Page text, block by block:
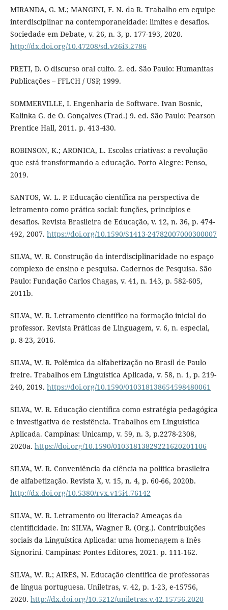
MIRANDA, G. M.; MANGINI, F. N. da R. Trabalho em equipe
interdisciplinar na contemporaneidade: limites e desafios.
Sociedade em Debate, v. 26, n. 3, p. 177-193, 2020.
http://dx.doi.org/10.47208/sd.v26i3.2786
PRETI, D. O discurso oral culto. 2. ed. São Paulo: Humanitas
Publicações – FFLCH / USP, 1999.
SOMMERVILLE, I. Engenharia de Software. Ivan Bosnic,
Kalinka G. de O. Gonçalves (Trad.) 9. ed. São Paulo: Pearson
Prentice Hall, 2011. p. 413-430.
ROBINSON, K.; ARONICA, L. Escolas criativas: a revolução
que está transformando a educação. Porto Alegre: Penso,
2019.
SANTOS, W. L. P. Educação científica na perspectiva de
letramento como prática social: funções, princípios e
desafios. Revista Brasileira de Educação, v. 12, n. 36, p. 474-
492, 2007. https://doi.org/10.1590/S1413-24782007000300007
SILVA, W. R. Construção da interdisciplinaridade no espaço
complexo de ensino e pesquisa. Cadernos de Pesquisa. São
Paulo: Fundação Carlos Chagas, v. 41, n. 143, p. 582-605,
2011b.
SILVA, W. R. Letramento científico na formação inicial do
professor. Revista Práticas de Linguagem, v. 6, n. especial,
p. 8-23, 2016.
SILVA, W. R. Polêmica da alfabetização no Brasil de Paulo
freire. Trabalhos em Linguística Aplicada, v. 58, n. 1, p. 219-
240, 2019. https://doi.org/10.1590/010318138654598480061
SILVA, W. R. Educação científica como estratégia pedagógica
e investigativa de resistência. Trabalhos em Linguística
Aplicada. Campinas: Unicamp, v. 59, n. 3, p.2278-2308,
2020a. https://doi.org/10.1590/01031813829221620201106
SILVA, W. R. Conveniência da ciência na política brasileira
de alfabetização. Revista X, v. 15, n. 4, p. 60-66, 2020b.
http://dx.doi.org/10.5380/rvx.v15i4.76142
SILVA, W. R. Letramento ou literacia? Ameaças da
cientificidade. In: SILVA, Wagner R. (Org.). Contribuições
sociais da Linguística Aplicada: uma homenagem a Inês
Signorini. Campinas: Pontes Editores, 2021. p. 111-162.
SILVA, W. R.; AIRES, N. Educação científica de professoras
de língua portuguesa. Uniletras, v. 42, p. 1-23, e-15756,
2020. http://dx.doi.org/10.5212/uniletras.v.42.15756.2020